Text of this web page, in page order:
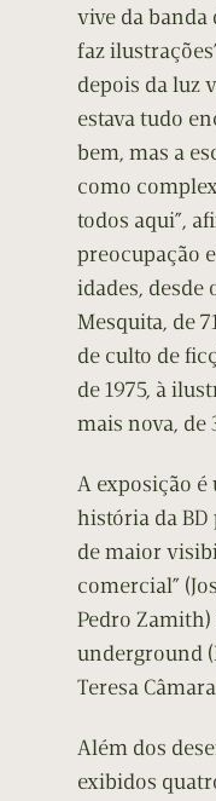
vive da banda
faz
depois da luz
estava tudo
bem, mas a
como
todos aqui”,
preocupação
idades, desde
Mesquita, de
de culto de
de 1975, à
mais nova, de
A exposição
história da BD
de maior
comercial”
Pedro
underground
Teresa
Além dos
exibidos